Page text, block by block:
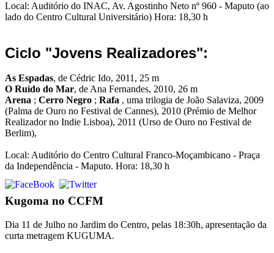
Local: Auditório do INAC, Av. Agostinho Neto nº 960 - Maputo (ao
lado do Centro Cultural Universitário) Hora: 18,30 h
Ciclo "Jovens Realizadores":
As Espadas, de Cédric Ido, 2011, 25 m
O Ruído do Mar, de Ana Fernandes, 2010, 26 m
Arena ; Cerro Negro ; Rafa , uma trilogia de João Salaviza, 2009
(Palma de Ouro no Festival de Cannes), 2010 (Prémio de Melhor
Realizador no Indie Lisboa), 2011 (Urso de Ouro no Festival de
Berlim),
Local: Auditório do Centro Cultural Franco-Moçambicano - Praça
da Independência - Maputo. Hora: 18,30 h
Kugoma no CCFM
Dia 11 de Julho no Jardim do Centro, pelas 18:30h, apresentação da
curta metragem KUGUMA.